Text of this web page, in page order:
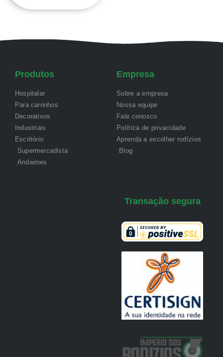
Produtos
Hospitalar
Para carrinhos
Decorativos
Industriais
Escritório
Supermercadista
Andaimes
Empresa
Sobre a empresa
Nossa equipe
Fale conosco
Política de privacidade
Aprenda a escolher rodízios
Blog
Transação segura